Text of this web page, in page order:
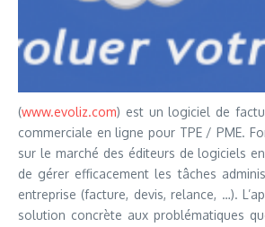
(www.evoliz.com) est un logiciel de
commerciale en ligne pour TPE / PME.
sur le marché des éditeurs de logiciels
de gérer efficacement les tâches
entreprise (facture, devis, relance, …).
solution concrète aux problématiques